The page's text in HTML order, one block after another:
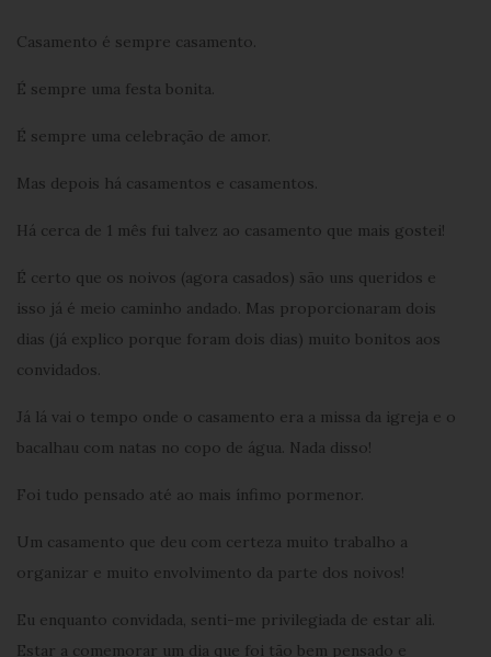
Casamento é sempre casamento.
É sempre uma festa bonita.
É sempre uma celebração de amor.
Mas depois há casamentos e casamentos.
Há cerca de 1 mês fui talvez ao casamento que mais gostei!
É certo que os noivos (agora casados) são uns queridos e
isso já é meio caminho andado. Mas proporcionaram dois
dias (já explico porque foram dois dias) muito bonitos aos
convidados.
Já lá vai o tempo onde o casamento era a missa da igreja e o
bacalhau com natas no copo de água. Nada disso!
Foi tudo pensado até ao mais ínfimo pormenor.
Um casamento que deu com certeza muito trabalho a
organizar e muito envolvimento da parte dos noivos!
Eu enquanto convidada, senti-me privilegiada de estar ali.
Estar a comemorar um dia que foi tão bem pensado e